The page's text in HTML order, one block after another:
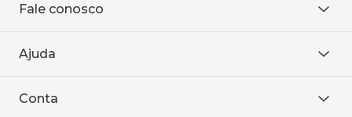
Onde encontrar
Baixe o APP
Fale conosco
WhatsApp
Ajuda
Política de entrega
Conta